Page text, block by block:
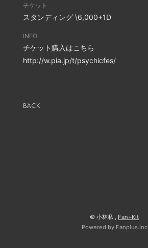
チケット
スタンディング \6,000+1D
INFO
チケット購入はこちら
http://w.pia.jp/t/psychicfes/
BACK
© 小林私 , Fan+Kit
Powered by Fanplus.inc